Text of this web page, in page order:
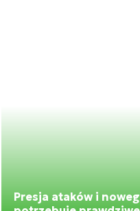
Presja ataków i